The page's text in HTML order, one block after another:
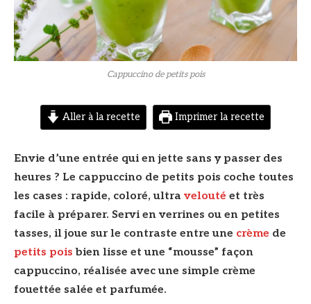
Cappuccino de petits pois
Aller à la recette Imprimer la recette
Envie d’une entrée qui en jette sans y passer des
heures ? Le cappuccino de petits pois coche toutes
les cases : rapide, coloré, ultra velouté et très
facile à préparer. Servi en verrines ou en petites
tasses, il joue sur le contraste entre une crème de
petits pois bien lisse et une “mousse” façon
cappuccino, réalisée avec une simple crème
fouettée salée et parfumée.